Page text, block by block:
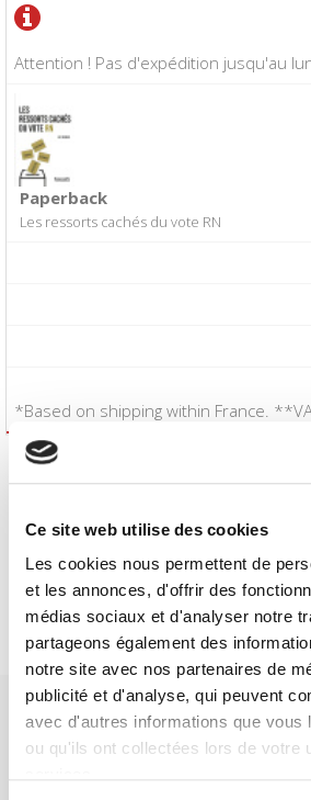
Ce site web utilise des cookies
Les cookies nous permettent de
et les annonces, d'offrir des
médias sociaux et d'analyser notre
partageons également des
notre site avec nos partenaires de
publicité et d'analyse, qui peuvent
avec d'autres informations que vous
ou qu'ils ont collectées lors de votre
Attention ! Pas d'expédition jusqu'au
Paperback
Les ressorts cachés du vote RN
*Based on shipping within France.
Continue shopping